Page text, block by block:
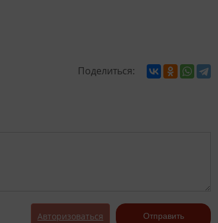
Поделиться:
Авторизоваться Отправить